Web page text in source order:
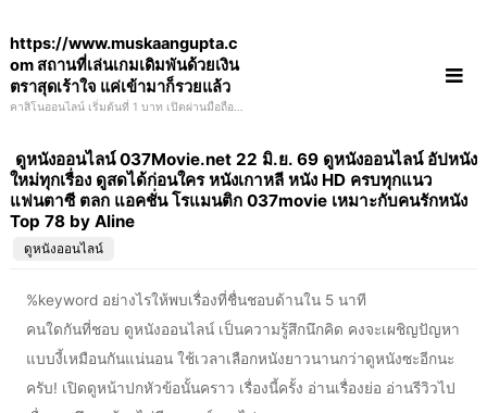
Skip
to
content
https://www.muskaangupta.c
om สถานที่เล่นเกมเดิมพันด้วยเงิน
ตราสุดเร้าใจ แค่เข้ามาก็รวยแล้ว
คาสิโนออนไลน์ เริ่มต้นที่ 1 บาท เปิดผ่านมือถือ
ดูหนังออนไลน์ 037Movie.net 22 มิ.ย. 69 ดูหนังออนไลน์ อัปหนัง
ใหม่ทุกเรื่อง ดูสดได้ก่อนใคร หนังเกาหลี หนัง HD ครบทุกแนว
แฟนตาซี ตลก แอคชั่น โรแมนติก 037movie เหมาะกับคนรักหนัง
Top 78 by Aline
ดูหนังออนไลน์
%keyword อย่างไรให้พบเรื่องที่ชื่นชอบด้านใน 5 นาที
คนใดกันที่ชอบ ดูหนังออนไลน์ เป็นความรู้สึกนึกคิด คงจะเผชิญปัญหา
แบบงี้เหมือนกันแน่นอน ใช้เวลาเลือกหนังยาวนานกว่าดูหนังซะอีกนะ
ครับ! เปิดดูหน้าปกหัวข้อนั้นคราว เรื่องนี้ครั้ง อ่านเรื่องย่อ อ่านรีวิวไป